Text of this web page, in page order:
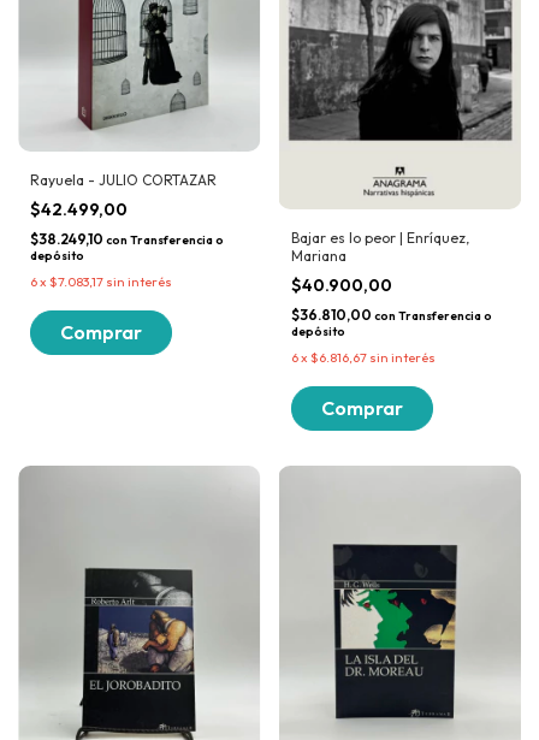
Rayuela - JULIO CORTAZAR
$42.499,00
$38.249,10 con Transferencia o
depósito
6x $7.083,17 sin interés
Bajar es lo peor | Enríquez,
Mariana
$40.900,00
$36.810,00 con Transferencia o
depósito
6x $6.816,67 sin interés